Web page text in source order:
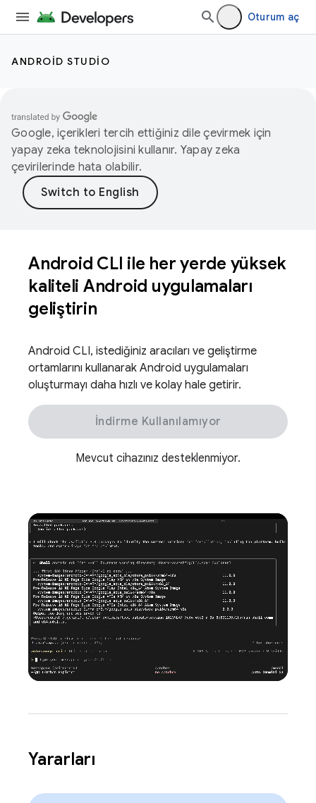
Oturum aç
ANDROID STUDIO
Google, içerikleri tercih ettiğiniz dile çevirmek için
yapay zeka teknolojisini kullanır. Yapay zeka
çevirilerinde hata olabilir.
Android CLI ile her yerde yüksek
kaliteli Android uygulamaları
geliştirin
Android CLI, istediğiniz aracıları ve geliştirme
ortamlarını kullanarak Android uygulamaları
oluşturmayı daha hızlı ve kolay hale getirir.
İndirme Kullanılamıyor
Mevcut cihazınız desteklenmiyor.
Yararları